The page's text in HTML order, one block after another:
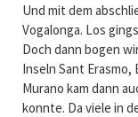
Und mit dem
Vogalonga. Los
Doch dann bogen
Inseln Sant Erasmo,
Murano kam dann
konnte. Da viele in